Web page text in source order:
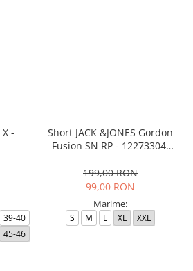
-
39-40
45-46
Short JACK &JONES Gordon
Fusion SN RP - 12273304-
199,00 RON
99,00 RON
Marime:
S M L XL XXL